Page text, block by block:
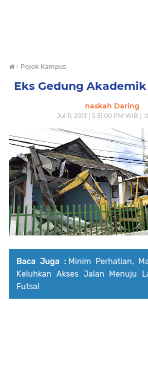
› Pojok Kampus
Eks Gedung
naskah Daring
Jul 11, 2013 | 5:31:00 PM WIB | 0
Baca Juga : Minim Perhatian,
Keluhkan Akses Jalan Menuju
Futsal